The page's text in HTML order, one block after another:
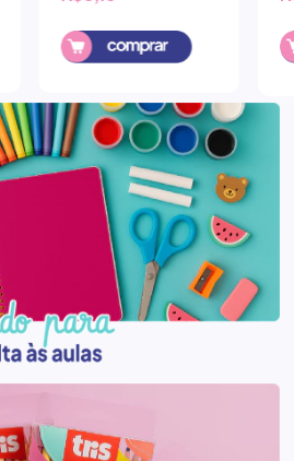
Comprar